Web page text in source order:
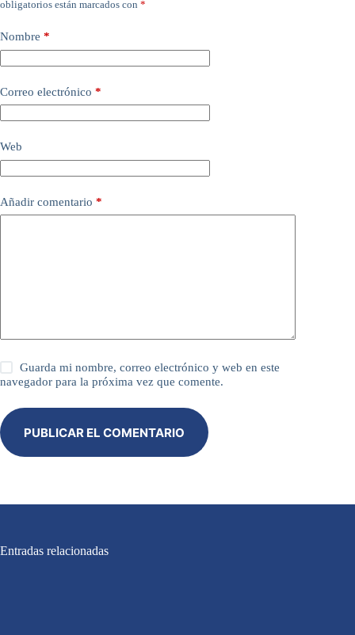
obligatorios están marcados con *
Nombre *
Correo electrónico *
Web
Añadir comentario *
Guarda mi nombre, correo electrónico y web en este
navegador para la próxima vez que comente.
PUBLICAR EL COMENTARIO
l
e
r
n
t
i
v
:
Entradas relacionadas